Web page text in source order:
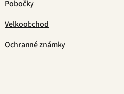
Pobočky
Velkoobchod
Ochranné známky